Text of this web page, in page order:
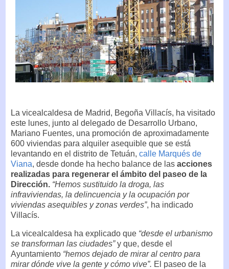
La vicealcaldesa de Madrid, Begoña Villacís, ha visitado
este lunes, junto al delegado de Desarrollo Urbano,
Mariano Fuentes, una promoción de aproximadamente
600 viviendas para alquiler asequible que se está
levantando en el distrito de Tetuán, calle Marqués de
Viana, desde donde ha hecho balance de las acciones
realizadas para regenerar el ámbito del paseo de la
Dirección. “Hemos sustituido la droga, las
infraviviendas, la delincuencia y la ocupación por
viviendas asequibles y zonas verdes”, ha indicado
Villacís.
La vicealcaldesa ha explicado que “desde el urbanismo
se transforman las ciudades”y que, desde el
Ayuntamiento “hemos dejado de mirar al centro para
mirar dónde vive la gente y cómo vive”. El paseo de la